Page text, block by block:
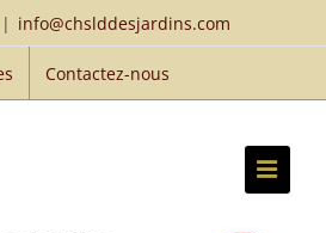
| info@chslddesjardins.com
Contactez-nous